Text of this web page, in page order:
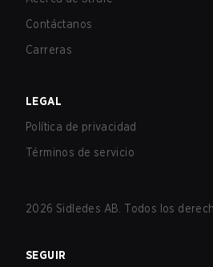
Contáctanos
Carreras
LEGAL
Política de privacidad
Términos de servicio
2026 Sidledes AB. Todos los
SEGUIR